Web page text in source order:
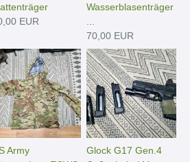
EUR
Wasserblasenträger
70,00 EUR
Army
Glock G17 Gen.4